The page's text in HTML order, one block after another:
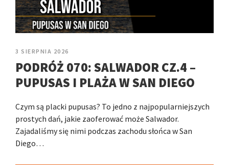
3 SIERPNIA 2026
PODRÓŻ 070: SALWADOR CZ.4 –
PUPUSAS I PLAŻA W SAN DIEGO
Czym są placki pupusas? To jedno z najpopularniejszych
prostych dań, jakie zaoferować może Salwador.
Zajadaliśmy się nimi podczas zachodu słońca w San
Diego…